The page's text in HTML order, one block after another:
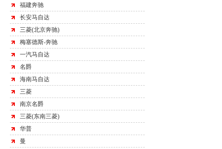
福建奔驰
长安马自达
三菱(北京奔驰)
梅塞德斯-奔驰
一汽马自达
名爵
海南马自达
三菱
南京名爵
三菱(东南三菱)
华普
曼